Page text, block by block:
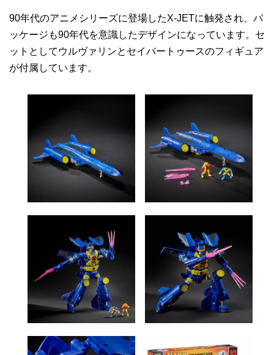
90年代のアニメシリーズに登場したX-JETに触発され、パ
ッケージも90年代を意識したデザインになっています。セ
ットとしてウルヴァリンとセイバートゥースのフィギュア
が付属しています。